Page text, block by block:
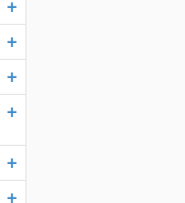
+
+
+
+
+